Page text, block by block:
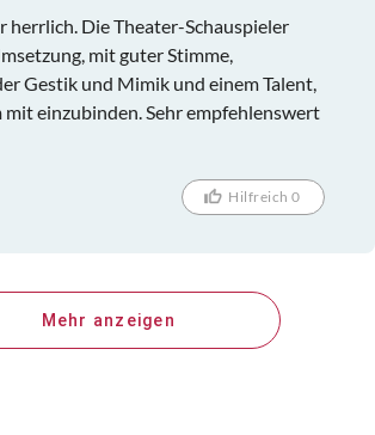
herrlich. Die Theater-Schauspieler
mit guter Stimme,
Gestik und Mimik und einem Talent,
mit einzubinden. Sehr empfehlenswert
Hilfreich 0
Mehr anzeigen